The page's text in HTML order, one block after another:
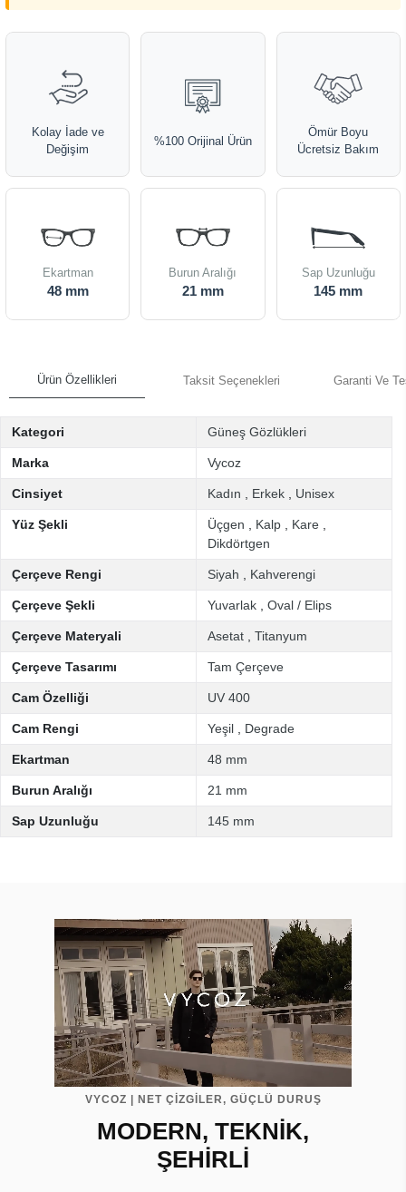
Kolay İade ve
Değişim
%100 Orijinal Ürün
Ömür Boyu
Ücretsiz Bakım
Ekartman
48 mm
Burun Aralığı
21 mm
Sap Uzunluğu
145 mm
Ürün Özellikleri Taksit Seçenekleri Garanti Ve
Kategori Güneş Gözlükleri
Marka Vycoz
Cinsiyet Kadın Erkek Unisex
Yüz Şekli Üçgen Kalp Kare
Dikdörtgen
Çerçeve Rengi Siyah Kahverengi
Çerçeve Şekli Yuvarlak Oval / Elips
Çerçeve Materyali Asetat Titanyum
Çerçeve Tasarımı Tam Çerçeve
Cam Özelliği UV 400
Cam Rengi Yeşil Degrade
Ekartman 48 mm
Burun Aralığı 21 mm
Sap Uzunluğu 145 mm
VYCOZ | NET ÇİZGİLER, GÜÇLÜ DURUŞ
MODERN, TEKNİK,
ŞEHİRLİ